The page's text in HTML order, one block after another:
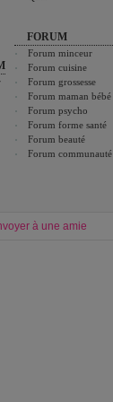
FORUM
Forum minceur
Forum cuisine
Forum grossesse
Forum maman bébé
Forum psycho
Forum forme santé
Forum beauté
Forum communauté
à une amie